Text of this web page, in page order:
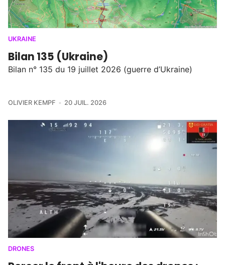
UKRAINE
Bilan 135 (Ukraine)
Bilan n° 135 du 19 juillet 2026 (guerre d’Ukraine)
OLIVIER KEMPF 20 JUIL. 2026
DRONES